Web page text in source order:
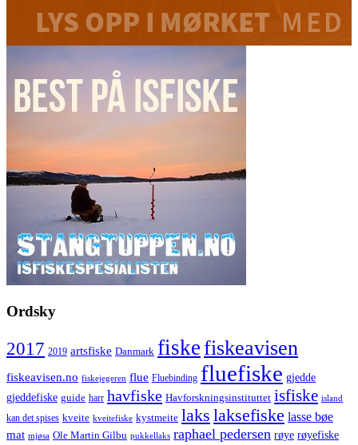
Ordsky
2017 2019 artsfiske Danmark fiskefiskeavisen
fiskeavisen.no fiskejegeren flue Fluebinding fluefiske gjedde
gjeddefiske guide harr havfiske Havforskningsinstituttet isfiske island
kan det spises kveite kveitefiske kystmeite laks laksefiske lasse bøe
mat mjøsa Ole Martin Gilbu pukkellaks raphael pedersen røye røyefiske